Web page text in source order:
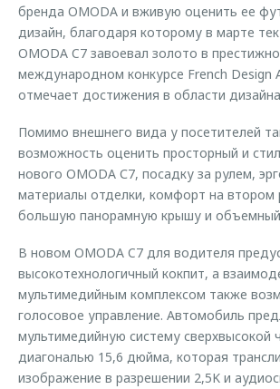
бренда OMODA и вживую оценить ее
дизайн, благодаря которому в марте
OMODA C7 завоевал золото в
международном конкурсе French Design
отмечает достижения в области
Помимо внешнего вида у посетителей
возможность оценить просторный и
нового OMODA С7, посадку за рулем,
материалы отделки, комфорт на втором
большую панорамную крышу и объемный
В новом OMODA C7 для водителя
высокотехнологичный кокпит, а
мультимедийным комплексом также
голосовое управление. Автомобиль
мультимедийную систему сверхвысокой
диагональю 15,6 дюйма, которая
изображение в разрешении 2,5K и